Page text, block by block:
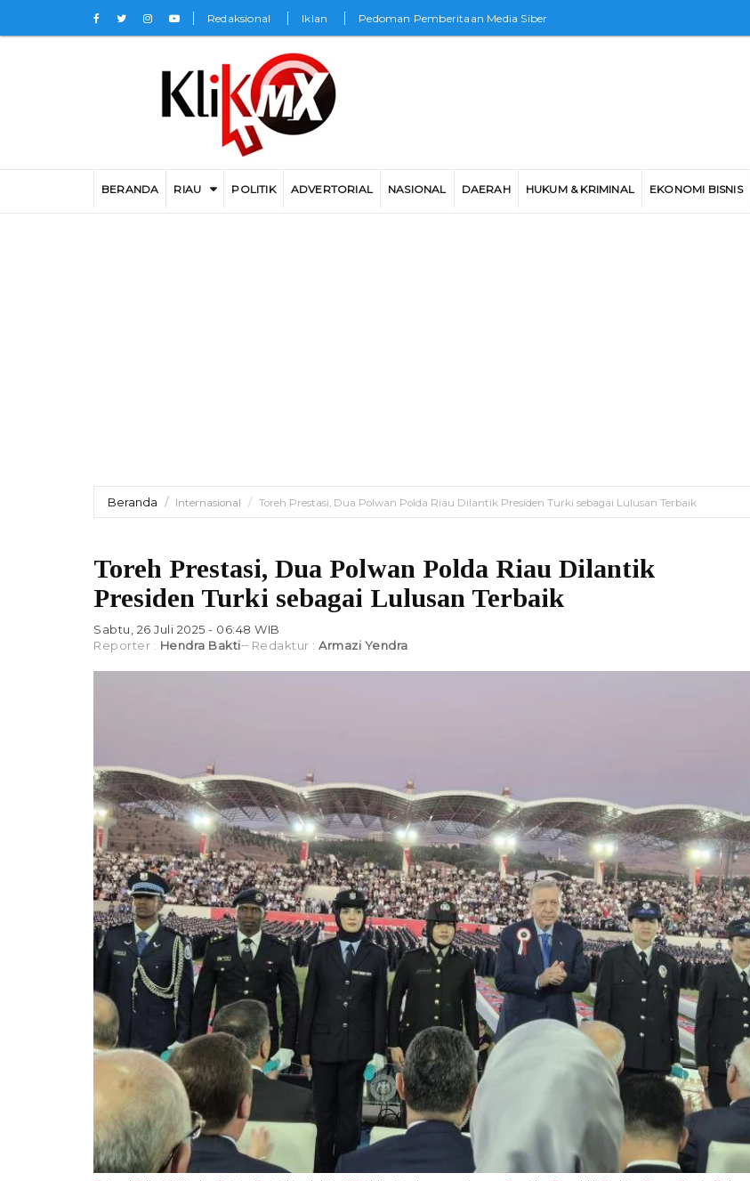
Redaksional Iklan Pedoman Pemberitaan Media Siber
BERANDA RIAU POLITIK ADVERTORIAL NASIONAL DAERAH HUKUM & KRIMINAL EKONOMI BISNIS
Beranda Internasional Toreh Prestasi, Dua Polwan Polda Riau Dilantik Presiden Turki sebagai Lulusan Terbaik
Toreh Prestasi, Dua Polwan Polda Riau Dilantik
Presiden Turki sebagai Lulusan Terbaik
Sabtu, 26 Juli 2025 - 06:48 WIB
Reporter : Hendra Bakti Redaktur : Armazi Yendra